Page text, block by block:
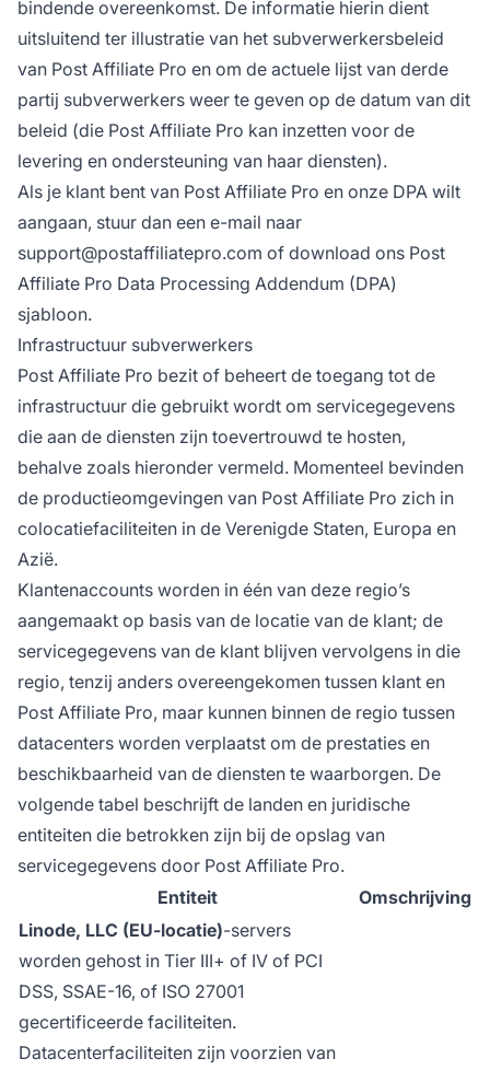
bindende overeenkomst. De informatie hierin dient
uitsluitend ter illustratie van het subverwerkersbeleid
van Post Affiliate Pro en om de actuele lijst van derde
partij subverwerkers weer te geven op de datum van dit
beleid (die Post Affiliate Pro kan inzetten voor de
levering en ondersteuning van haar diensten).
Als je klant bent van Post Affiliate Pro en onze DPA wilt
aangaan, stuur dan een e-mail naar
support@postaffiliatepro.com of download ons Post
Affiliate Pro Data Processing Addendum (DPA)
sjabloon.
Infrastructuur subverwerkers
Post Affiliate Pro bezit of beheert de toegang tot de
infrastructuur die gebruikt wordt om servicegegevens
die aan de diensten zijn toevertrouwd te hosten,
behalve zoals hieronder vermeld. Momenteel bevinden
de productieomgevingen van Post Affiliate Pro zich in
colocatiefaciliteiten in de Verenigde Staten, Europa en
Azië.
Klantenaccounts worden in één van deze regio’s
aangemaakt op basis van de locatie van de klant; de
servicegegevens van de klant blijven vervolgens in die
regio, tenzij anders overeengekomen tussen klant en
Post Affiliate Pro, maar kunnen binnen de regio tussen
datacenters worden verplaatst om de prestaties en
beschikbaarheid van de diensten te waarborgen. De
volgende tabel beschrijft de landen en juridische
entiteiten die betrokken zijn bij de opslag van
servicegegevens door Post Affiliate Pro.
Entiteit
Omschrijving
Linode, LLC (EU-locatie)-servers
worden gehost in Tier III+ of IV of PCI
DSS, SSAE-16, of ISO 27001
gecertificeerde faciliteiten.
Datacenterfaciliteiten zijn voorzien van